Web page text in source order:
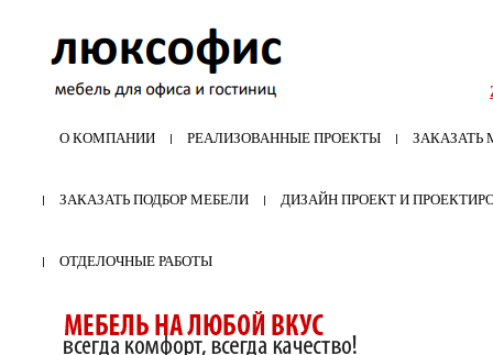
О КОМПАНИИ РЕАЛИЗОВАННЫЕ ПРОЕКТЫ ЗАКАЗАТЬ
ЗАКАЗАТЬ ПОДБОР МЕБЕЛИ ДИЗАЙН ПРОЕКТ И
ОТДЕЛОЧНЫЕ РАБОТЫ